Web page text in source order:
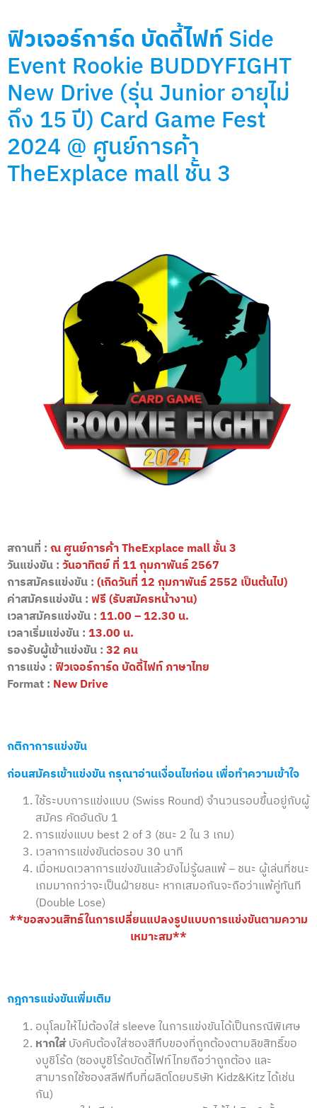
ฟิวเจอร์การ์ด บัดดี้ไฟท์Side
Event Rookie BUDDYFIGHT
New Drive (รุ่น Junior อายุไม่
ถึง 15 ปี) Card Game Fest
2024 @ ศูนย์การค้า
TheExplace mall ชั้น 3
สถานที่ :ณ ศูนย์การค้าTheExplace mall ชั้น 3
วันแข่งขัน :วันอาทิตย์ ที่ 11 กุมภาพันธ์ 2567
การสมัครแข่งขัน :(เกิดวันที่ 12 กุมภาพันธ์ 2552 เป็นต้นไป)
ค่าสมัครแข่งขัน : ฟรี (รับสมัครหน้างาน)
เวลาสมัครแข่งขัน :11.00 – 12.30 น.
เวลาเริ่มแข่งขัน :13.00 น.
รองรับผู้เข้าแข่งขัน :32 คน
การแข่ง : ฟิวเจอร์การ์ด บัดดี้ไฟท์ ภาษาไทย
Format : New Drive
กติกาการแข่งขัน
ก่อนสมัครเข้าแข่งขัน กรุณาอ่านเงื่อนไขก่อน เพื่อทำความเข้าใจ
ใช้ระบบการแข่งแบบ (Swiss Round) จำนวนรอบขึ้นอยู่กับผู้
สมัคร คัดอันดับ 1
การแข่งแบบ best 2 of 3 (ชนะ 2 ใน 3 เกม)
เวลาการแข่งขันต่อรอบ 30 นาที
เมื่อหมดเวลาการแข่งขันแล้วยังไม่รู้ผลแพ้ – ชนะ ผู้เล่นที่ชนะ
เกมมากกว่าจะเป็นฝ่ายชนะ หากเสมอกันจะถือว่าแพ้คู่ทันที
(Double Lose)
**ขอสงวนสิทธ์ในการเปลี่ยนแปลงรูปแบบการแข่งขันตามความ
เหมาะสม**
กฎการแข่งขันเพิ่มเติม
อนุโลมให้ไม่ต้องใส่ sleeve ในการแข่งขันได้เป็นกรณีพิเศษ
หากใส่บังคับต้องใส่ซองสีทึบของที่ถูกต้องตามลิขสิทธิ์ขอ
งบูชิโร้ด (ซองบูชิโร้ดบัดดี้ไฟท์ไทยถือว่าถูกต้อง และ
สามารถใช้ซองสลีฟทึบที่ผลิตโดยบริษัท Kidz&Kitz ได้เช่น
กัน)